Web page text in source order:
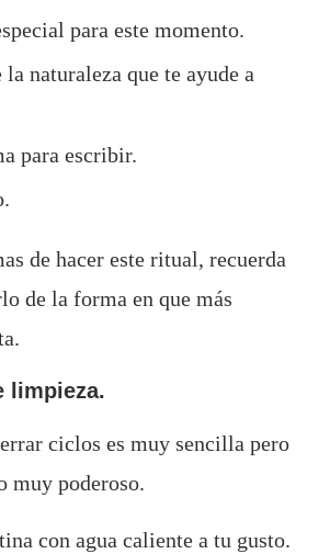
para este momento.
naturaleza que te ayude a
para escribir.
de hacer este ritual, recuerda
de la forma en que más
limpieza.
ciclos es muy sencilla pero
muy poderoso.
con agua caliente a tu gusto.